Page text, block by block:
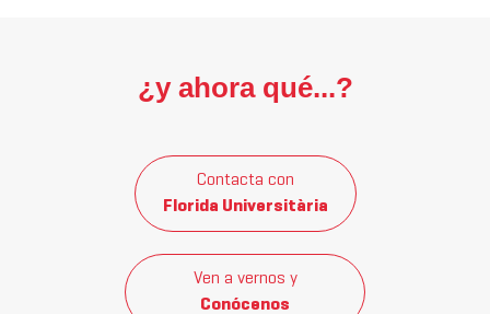
¿y ahora qué...?
Contacta con
Florida Universitària
Ven a vernos y
Conócenos